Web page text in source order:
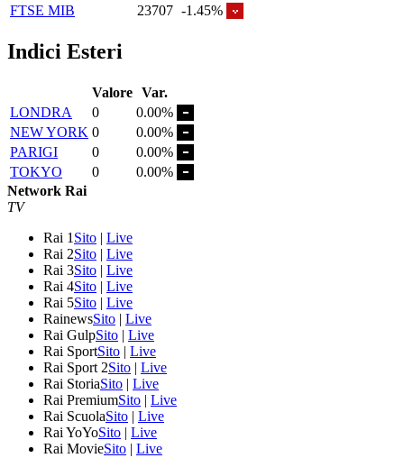
FTSE MIB
23707 -1.45%
Indici Esteri
Valore Var.
LONDRA
0
0.00%
NEW YORK 0
0.00%
PARIGI
0
0.00%
TOKYO
0
0.00%
Network Rai
TV
Rai 1 Sito | Live
Rai 2Sito | Live
Rai 3Sito | Live
Rai 4Sito | Live
Rai 5Sito | Live
RainewsSito | Live
Rai GulpSito | Live
Rai SportSito | Live
Rai Sport 2Sito | Live
Rai StoriaSito | Live
Rai PremiumSito | Live
Rai ScuolaSito | Live
Rai YoYoSito | Live
Rai MovieSito | Live